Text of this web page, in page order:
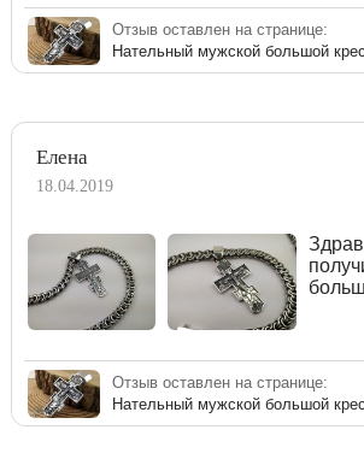
Отзыв оставлен на странице:
Нательный мужской большой
Елена
18.04.2019
Отзыв оставлен на странице:
Нательный мужской большой